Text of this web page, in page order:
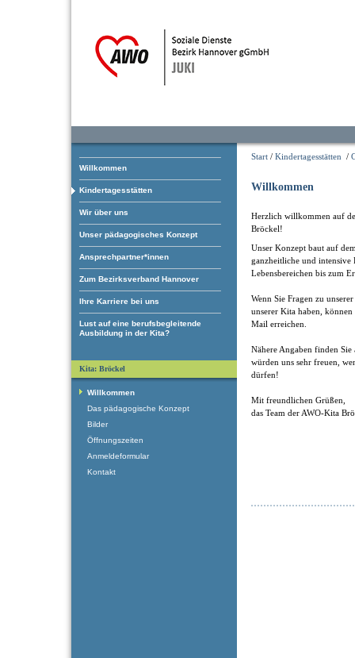
Willkommen
Kindertagesstätten
Wir über uns
Unser pädagogisches Konzept
Ansprechpartner*innen
Zum Bezirksverband Hannover
Ihre Karriere bei uns
Lust auf eine berufsbegleitende
Ausbildung in der Kita?
Start / Kindertagesstätten /
Willkommen
Herzlich willkommen auf
Bröckel!
Unser Konzept baut auf
ganzheitliche und
Lebensbereichen bis zum
Wenn Sie Fragen zu
unserer Kita haben,
Mail erreichen.
Nähere Angaben finden
würden uns sehr freuen,
dürfen!
Mit freundlichen Grüßen,
das Team der AWO-Kita
Kita: Bröckel
Willkommen
Das pädagogische Konzept
Bilder
Öffnungszeiten
Anmeldeformular
Kontakt